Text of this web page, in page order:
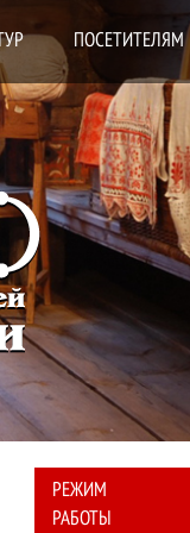
ПОСЕТИТЕЛЯМ
Режим
РЕЖИМ
РАБОТЫ